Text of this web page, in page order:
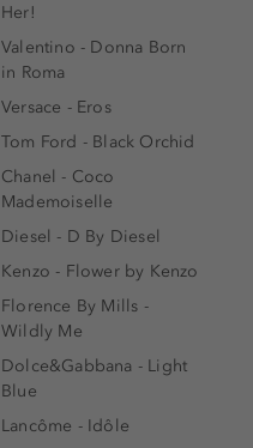
Her!
Valentino - Donna Born
in Roma
Versace - Eros
Tom Ford - Black Orchid
Chanel - Coco
Mademoiselle
Diesel - D By Diesel
Kenzo - Flower by Kenzo
Florence By Mills -
Wildly Me
Dolce&Gabbana - Light
Blue
Lancôme - Idôle